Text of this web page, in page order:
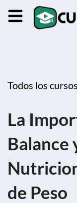
Todos los
La
Balance
de Peso